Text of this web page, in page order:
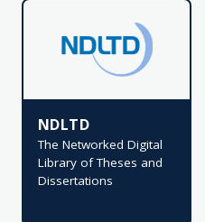
NDLTD
The Networked Digital
Library of Theses and
Dissertations